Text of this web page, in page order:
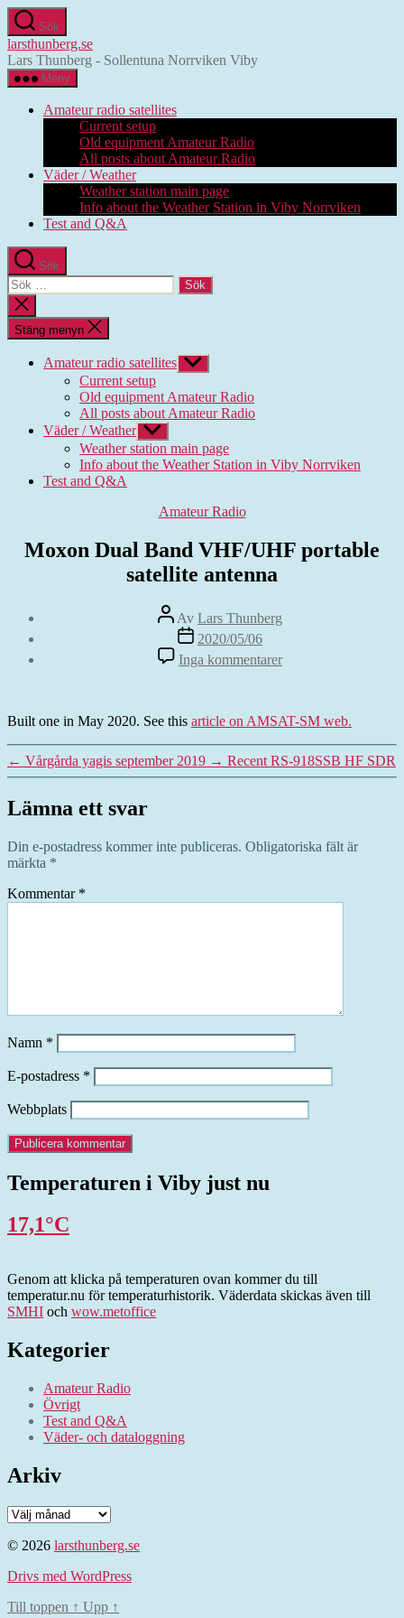
Hoppa
till
innehåll
Sök
larsthunberg.se
Lars Thunberg - Sollentuna Norrviken Viby
Meny
Amateur radio satellites
Current setup
Old equipment Amateur Radio
All posts about Amateur Radio
Väder / Weather
Weather station main page
Info about the Weather Station in Viby Norrviken
Test and Q&A
Sök
Sök
efter:
Stäng
sökningen
Stäng menyn
Amateur radio satellites Visa
undermeny
Current setup
Old equipment Amateur Radio
All posts about Amateur Radio
Väder / Weather Visa
undermeny
Weather station main page
Info about the Weather Station in Viby Norrviken
Test and Q&A
Kategorier
Amateur Radio
Moxon Dual Band VHF/UHF portable
satellite antenna
Inläggsförfattare
Av Lars Thunberg
Inläggsdatum
2020/05/06
Inga kommentarertill
Moxon
VHF/UHF
antenna
Built one in May 2020. See this article on AMSAT-SM web.
← Vårgårda yagis september 2019 → Recent RS-918SSB HF SDR
Lämna ett svar
Din e-postadress kommer inte publiceras. Obligatoriska fält är
märkta *
Kommentar *
Namn *
E-postadress *
Webbplats
Temperaturen i Viby just nu
17,1°C
Genom att klicka på temperaturen ovan kommer du till
temperatur.nu för temperaturhistorik. Väderdata skickas även till
SMHI och wow.metoffice
Kategorier
Amateur Radio
Övrigt
Test and Q&A
Väder- och dataloggning
Arkiv
Arkiv
© 2026 larsthunberg.se
Drivs med WordPress
Till toppen ↑ Upp ↑